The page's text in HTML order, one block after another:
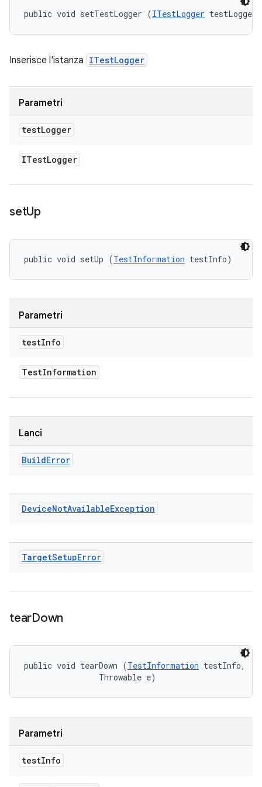
public void setTestLogger (ITestLogger testLogger)
Inserisce l'istanza ITestLogger
Parametri
testLogger
ITestLogger
setUp
public void setUp (TestInformation testInfo)
Parametri
testInfo
TestInformation
Lanci
BuildError
DeviceNotAvailableException
TargetSetupError
tearDown
public void tearDown (TestInformation testInfo,
                Throwable e)
Parametri
testInfo